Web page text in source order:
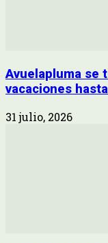
Avuelapluma se
vacaciones
31 julio, 2026